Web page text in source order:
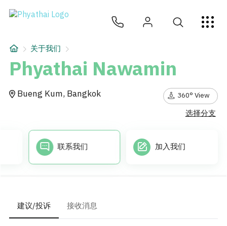
ZH ไทย English
文章
关于我们
关于我们
Phyathai Nawamin
Bueng Kum, Bangkok 360° View
选择分支
联系我们 加入我们
建议/投诉 接收消息